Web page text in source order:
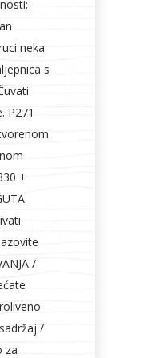
neka
s
P271
+
/
/
za